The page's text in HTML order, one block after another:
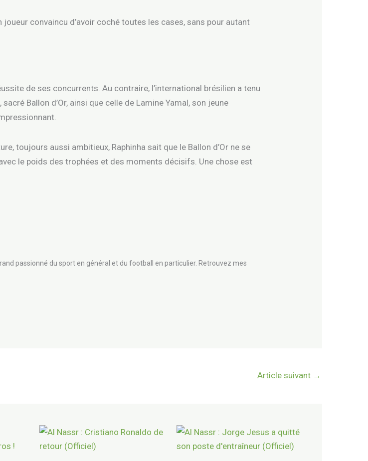
convaincu d’avoir coché toutes les cases, sans pour autant
de ses concurrents. Au contraire, l’international brésilien a tenu
Ballon d’Or, ainsi que celle de Lamine Yamal, son jeune
toujours aussi ambitieux, Raphinha sait que le Ballon d’Or ne se
le poids des trophées et des moments décisifs. Une chose est
passionné du sport en général et du football en particulier. Retrouvez mes
Article suivant →